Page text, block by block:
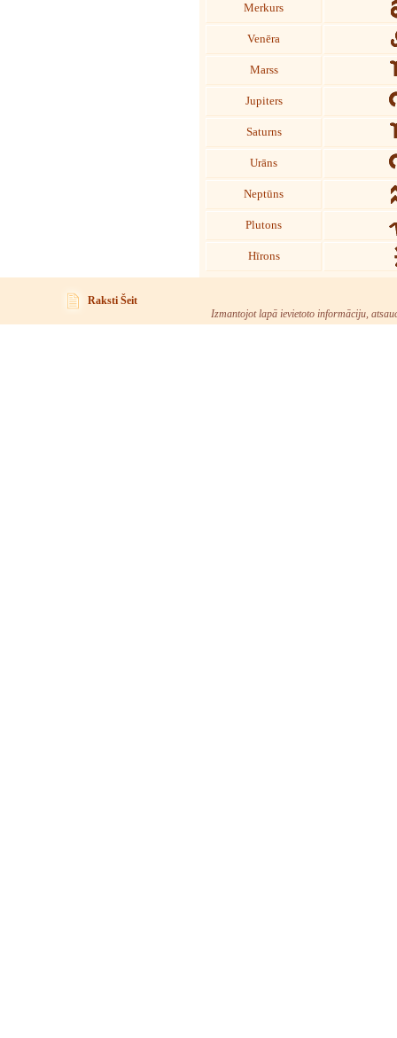
Merkurs
Venēra
Marss
Jupiters
Saturns
Urāns
Neptūns
Plutons
Hīrons
Raksti Šeit
Izmantojot lapā ievietoto informāciju,